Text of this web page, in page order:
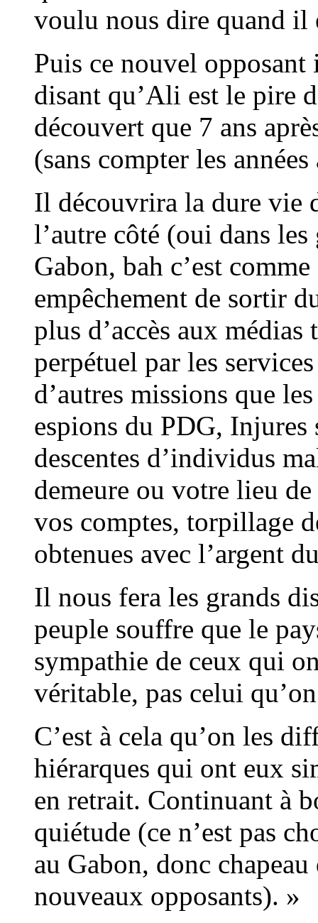
voulu nous dire quand il
Puis ce nouvel opposant
disant qu’Ali est le pire
découvert que 7 ans
(sans compter les
Il découvrira la dure vie
l’autre côté (oui dans
Gabon, bah c’est
empêchement de sortir
plus d’accès aux
perpétuel par les
d’autres missions que
espions du PDG, Injures
descentes d’individus
demeure ou votre lieu
vos comptes, torpillage
obtenues avec l’argent
Il nous fera les grands
peuple souffre que le
sympathie de ceux qui
véritable, pas celui
C’est à cela qu’on les
hiérarques qui ont eux
en retrait. Continuant à
quiétude (ce n’est pas
au Gabon, donc
nouveaux opposants). »